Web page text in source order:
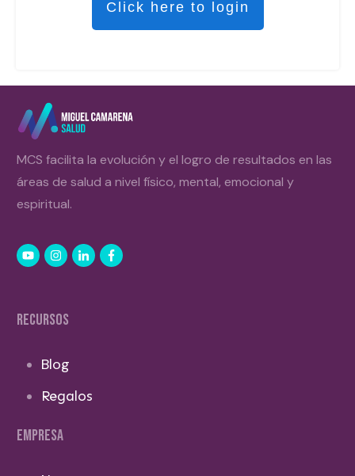
Click here to login
MCS facilita la evolución y el logro de resultados en las
áreas de salud a nivel físico, mental, emocional y
espiritual.
RECURSOS
Blog
Regalos
EMPRESA